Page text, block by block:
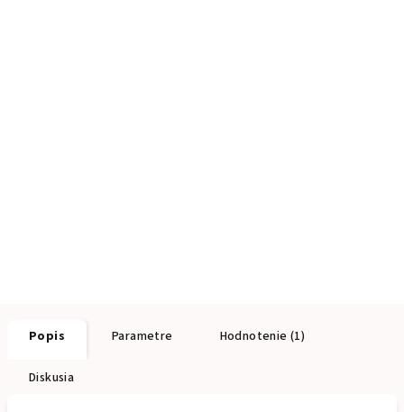
Popis Parametre Hodnotenie (1)
Diskusia